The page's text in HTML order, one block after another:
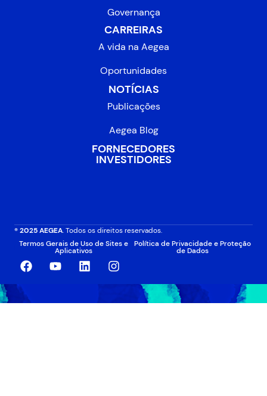
Governança
CARREIRAS
A vida na Aegea
Oportunidades
NOTÍCIAS
Publicações
Aegea Blog
FORNECEDORES
INVESTIDORES
® 2025 AEGEA. Todos os direitos reservados.
Termos Gerais de Uso de Sites e
Aplicativos
Política de Privacidade e Proteção
de Dados